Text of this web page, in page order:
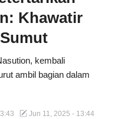
Khawatir
kembali
ambil bagian dalam
Jun 11, 2025 - 13:44